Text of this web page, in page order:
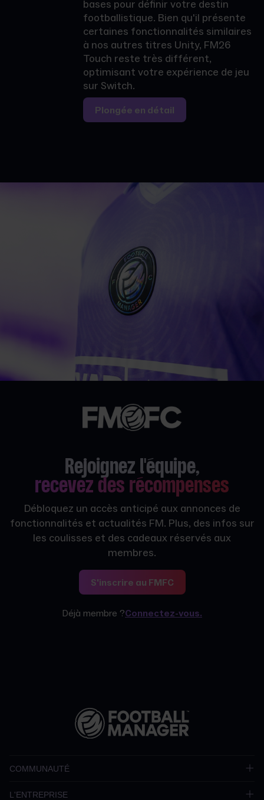
bases pour définir votre destin
footballistique. Bien qu'il présente
certaines fonctionnalités similaires
à nos autres titres Unity, FM26
Touch reste très différent,
optimisant votre expérience de jeu
sur Switch.
Plongée en détail
Rejoignez l'équipe,
recevez des récompenses
Débloquez un accès anticipé aux annonces de
fonctionnalités et actualités FM. Plus, des infos sur
les coulisses et des cadeaux réservés aux
membres.
S'inscrire au FMFC
Déjà membre ?Connectez-vous.
COMMUNAUTÉ
L'ENTREPRISE